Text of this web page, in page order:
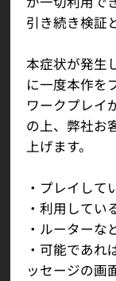
引き続き検証
本症状が発生
に一度本作を
ワークプレイ
の上、弊社お
上げます。
・プレイして
・利用してい
・ルーターな
・可能であれ
ッセージの画